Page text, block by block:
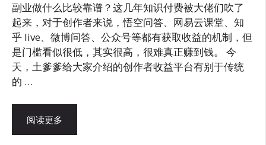
副业做什么比较靠谱？这几年知识付费被大佬们吹了
起来，对于创作者来说，悟空问答、网易云课堂、知
乎 live、微博问答、公众号等都有获取收益的机制，但
是门槛看似很低，其实很高，很难真正赚到钱。 今
天，土爹爹给大家介绍的创作者收益平台有别于传统
的 …
阅读更多